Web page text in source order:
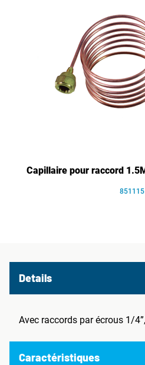
Capillaire pour raccord
851115
Details
Avec raccords par écrous 1/
Caractéristiques